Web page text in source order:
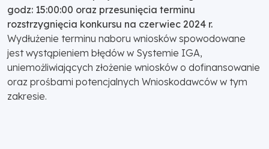
godz: 15:00:00 oraz przesunięcia terminu
rozstrzygnięcia konkursu na czerwiec 2024 r.
Wydłużenie terminu naboru wniosków spowodowane
jest wystąpieniem błędów w Systemie IGA,
uniemożliwiających złożenie wniosków o dofinansowanie
oraz prośbami potencjalnych Wnioskodawców w tym
zakresie.